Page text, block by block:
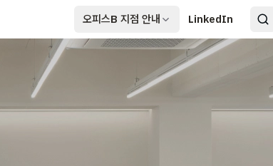
오피스B 지점 안내 LinkedIn